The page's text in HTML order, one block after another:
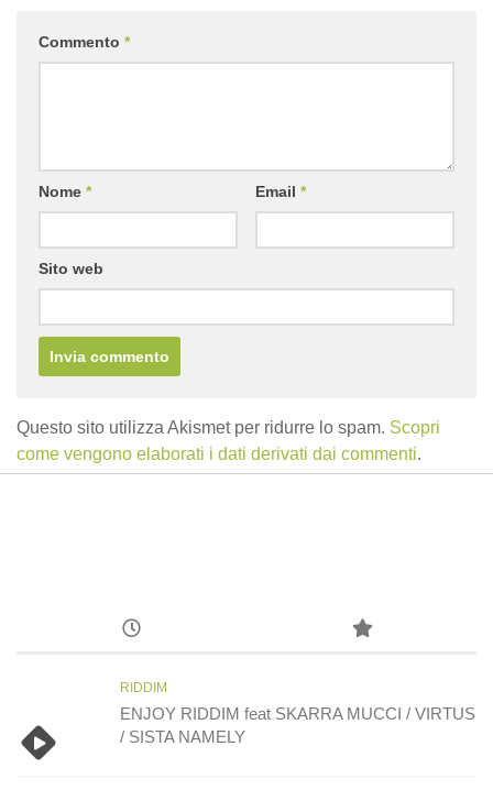
Commento *
Nome * Email *
Sito web
Questo sito utilizza Akismet per ridurre lo spam. Scopri
come vengono elaborati i dati derivati dai commenti.
RIDDIM
ENJOY RIDDIM feat SKARRA MUCCI / VIRTUS
/ SISTA NAMELY